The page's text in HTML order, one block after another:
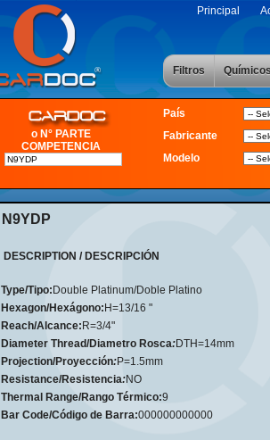
Principal
Filtros
o N° PARTE
COMPETENCIA
País
Fabricante
Modelo
N9YDP
DESCRIPTION / DESCRIPCIÓN
Type/Tipo: Double Platinum/Doble Platino
Hexagon/Hexágono: H=13/16 "
Reach/Alcance: R=3/4"
Diameter Thread/Diametro Rosca:DTH=14mm
Projection/Proyección:P=1.5mm
Resistance/Resistencia:NO
Thermal Range/Rango Térmico:9
Bar Code/Código de Barra:000000000000